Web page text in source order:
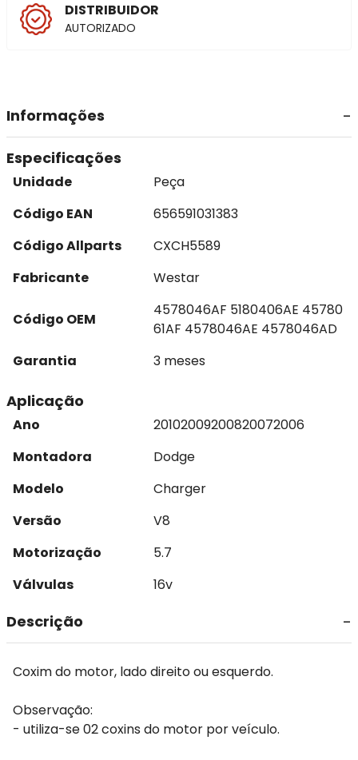
DISTRIBUIDOR
AUTORIZADO
Informações
Especificações
Unidade
Peça
Código EAN
656591031383
Código Allparts
CXCH5589
Fabricante
Westar
Código OEM
4578046AF 5180406AE 45780
61AF 4578046AE 4578046AD
Garantia
3 meses
Aplicação
Ano 20102009200820072006
Montadora
Dodge
Modelo
Charger
Versão
V8
Motorização
5.7
Válvulas
16v
Descrição
Coxim do motor, lado direito ou esquerdo.
Observação:
- utiliza-se 02 coxins do motor por veículo.